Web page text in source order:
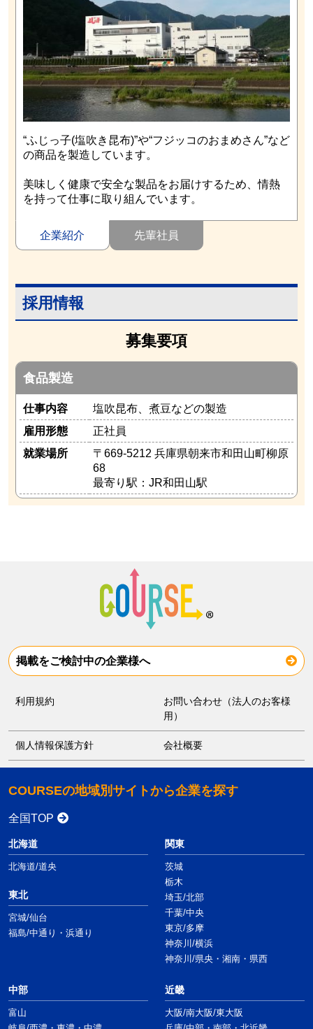
“ふじっ子(塩吹き昆布)”や“フジッコのおまめさん”など
の商品を製造しています。
美味しく健康で安全な製品をお届けするため、情熱
を持って仕事に取り組んでいます。
企業紹介 先輩社員
採用情報
募集要項
食品製造
仕事内容
塩吹昆布、煮豆などの製造
雇用形態
正社員
就業場所
〒669-5212 兵庫県朝来市和田山町柳原
68
最寄り駅：JR和田山駅
掲載をご検討中の企業様へ
利用規約
お問い合わせ（法人のお客様
用）
個人情報保護方針 会社概要
COURSEの地域別サイトから企業を探す
全国TOP
北海道
北海道/道央
東北
宮城/仙台
福島/中通り・浜通り
関東
茨城
栃木
埼玉/北部
千葉/中央
東京/多摩
神奈川/横浜
神奈川/県央・湘南・県西
中部
富山
近畿
大阪/南大阪/東大阪